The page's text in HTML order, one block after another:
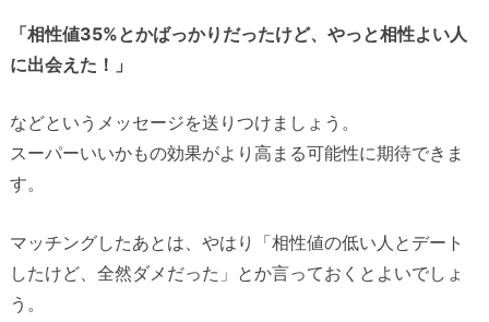
「相性値35%とかばっかりだったけど、やっと相性よい人
に出会えた！」
などというメッセージを送りつけましょう。
スーパーいいかもの効果がより高まる可能性に期待できま
す。
マッチングしたあとは、やはり「相性値の低い人とデート
したけど、全然ダメだった」とか言っておくとよいでしょ
う。